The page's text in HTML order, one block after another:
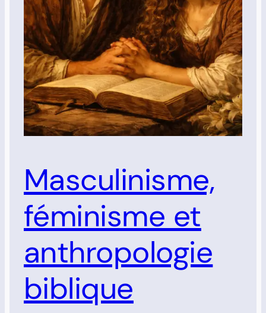
Masculinisme,
féminisme et
anthropologie
biblique